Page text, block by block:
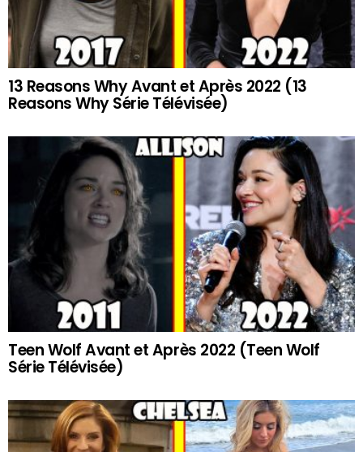
13 Reasons Why Avant et Après 2022 (13
Reasons Why Série Télévisée)
Teen Wolf Avant et Après 2022 (Teen Wolf
Série Télévisée)